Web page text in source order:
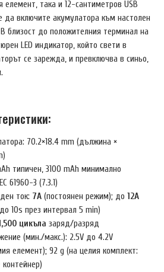
елемент, така и 12-сантиметров USB
да включите акумулатора към настолен
близост до положителния терминал на
LED индикатор, който свети в
се зарежда, и превключва в синьо,
70.2×18.4 mm (дължина ×
типичен, 3100 mAh минимално
61960-3 (7.3.1)
ток: 7A (постоянен режим); до 12A
10s през интервал 5 min)
цикъла заряд/разряд
(мин./макс.): 2.5V до 4.2V
елемент); 92 g (на целия комплект: